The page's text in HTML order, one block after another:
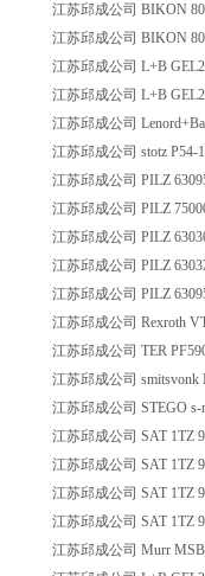
江苏邱成公司 BIKON
江苏邱成公司 BIKON
江苏邱成公司 L+B
江苏邱成公司 L+B
江苏邱成公司
江苏邱成公司 stotz P54-
江苏邱成公司 PILZ
江苏邱成公司 PILZ
江苏邱成公司 PILZ
江苏邱成公司 PILZ
江苏邱成公司 PILZ
江苏邱成公司 Rexroth
江苏邱成公司 TER
江苏邱成公司 smitsvonk
江苏邱成公司 STEGO s-
江苏邱成公司 SAT 1TZ
江苏邱成公司 SAT 1TZ
江苏邱成公司 SAT 1TZ
江苏邱成公司 SAT 1TZ
江苏邱成公司 Murr